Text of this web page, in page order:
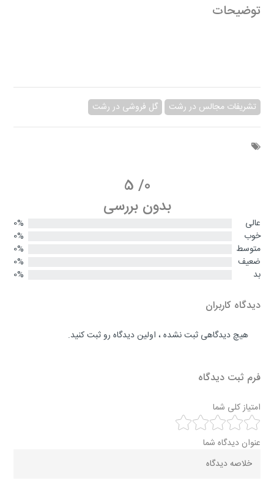
توضیحات
تشریفات مجالس در رشت گل فروشی در رشت
0
/
5
بدون بررسی
عالی
0%
خوب
0%
متوسط
0%
ضعیف
0%
بد
0%
دیدگاه کاربران
هیچ دیدگاهی ثبت نشده ، اولین دیدگاه رو ثبت کنید.
فرم ثبت دیدگاه
امتیاز کلی شما
عنوان دیدگاه شما